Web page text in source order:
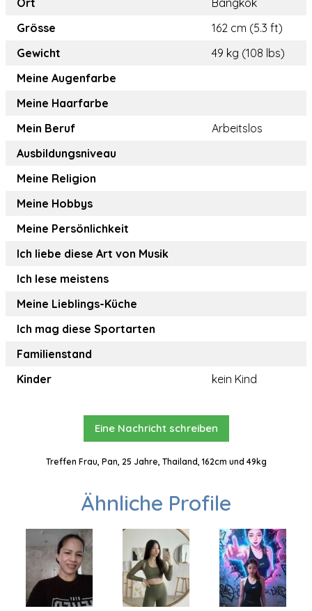
Ort
Bangkok
Grösse
162 cm (5.3 ft)
Gewicht
49 kg (108 lbs)
Meine Augenfarbe
Meine Haarfarbe
Mein Beruf
Arbeitslos
Ausbildungsniveau
Meine Religion
Meine Hobbys
Meine Persönlichkeit
Ich liebe diese Art von Musik
Ich lese meistens
Meine Lieblings-Küche
Ich mag diese Sportarten
Familienstand
Kinder
kein Kind
Eine Nachricht schreiben
Treffen Frau, Pan, 25 Jahre, Thailand, 162cm und 49kg
Ähnliche Profile